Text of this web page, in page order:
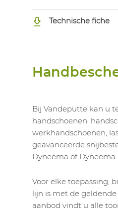
Technische fiche
Bij Vandeputte kan u
handschoenen,
werkhandschoenen,
geavanceerde
Dyneema of
Voor elke toepassing,
lijn is met de geldende
aanbod vindt u alle